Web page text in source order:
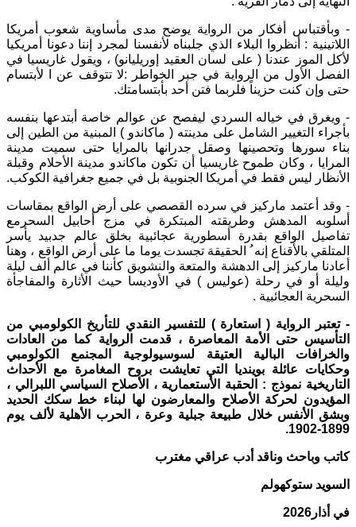
- وبأقتباس أفكار من الرواية يوضح مدى مأساوية شعوب أمريكا
اللاتينية :
أنظروا البلاء الذي جلبناه لأنفسنا لمجرد إننا دعونا أمريكيا
لأكل الموز عندنا( على لسان العقيد إوريليانو) ، ويقول غاريسيا في
الفصل الأول من الرواية في جبر الخواطر :لا تتوقف عن ا لأبتسام
حتى وإن كنت حزيناً فلربما فتن أحد بأبتسامتك.
- ويغرق في خياله السردي ليفصح عن عوالم خاصة أبتدعها بنفسه
بأجراء التغيير الشامل على مدينته( ماكاندو )
المبنية من الطين إلى
بناء سورها وتحصينها وصقل جدرانها بالمرايا حتى سميت مدينة
المرايا ، وكان طموح غاريسيا أن تكون ماكاندو مدينة الأحلام وقبلة
الأنظار ليس فقط في أمريكا الجنوبية بل في جميع جغرافية الكوكب.
- وقد أعتمد ماركيز في سرده القصصي على أرض الواقع بمقاسات
أسلوبه المدهش وطريقته المبتكرة في مزج أحابيل السحرمع
تفاصيل الواقع بقدرة أسطورية عجائبية بخلق عالم جدبيد يأسر
المتلقي بالأقناع إنه ُ الحقيقة تجسدت يوما ما على أرض الواقع ، وهنا
أعادنا ماركيز إلى الدهشة والمتعة والنشويق كأننا في عالم ألف ليلة
وليلة أو في رحلة (عوليس ) في الأوديسا حيث الأثارة والمفاجأة
السحرية العجائبية .
-تعتبر الرواية ( استعارة) للتفسير النقدي للتأريخ الكولومبي من
التأسيس حتى الأمة المعاصرة ، قدمت الرواية كما من العادات
والخرافات البالية العتيقة لسوسيولوجية المجنمع الكولومبي
وحكايات عائلة بوينديا التي تعايشت بروح المغامرة مع الأحداث
التاريخية نموذج :
الحقبة الأستعمارية ، الأصلاح السياسي اللبرالي ،
المؤيدون لحركة الأصلاح والمعارضون لها لبناء خط سكك الحديد
وبشق الأنفس خلال طبيعة جبلية وعرة ، الحرب الأهلية لألف يوم
1899-1902.
كاتب وباحث وناقد أدب عراقي مغترب
السويد ستوكهولم
في أذار 2026